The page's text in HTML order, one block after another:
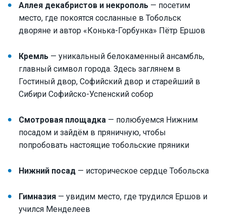
Аллея декабристов и некрополь — посетим
место, где покоятся сосланные в Тобольск
дворяне и автор «Конька-Горбунка» Пётр Ершов
Кремль — уникальный белокаменный ансамбль,
главный символ города. Здесь заглянем в
Гостиный двор, Софийский двор и старейший в
Сибири Софийско-Успенский собор
Смотровая площадка — полюбуемся Нижним
посадом и зайдём в пряничную, чтобы
попробовать настоящие тобольские пряники
Нижний посад — историческое сердце Тобольска
Гимназия — увидим место, где трудился Ершов и
учился Менделеев